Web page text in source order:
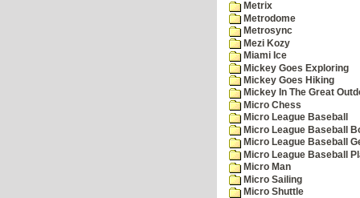
Metrix
Metrodome
Metrosync
Mezi Kozy
Miami Ice
Mickey Goes Exploring
Mickey Goes Hiking
Mickey In The Great
Micro Chess
Micro League Baseball
Micro League Baseball
Micro League Baseball
Micro League Baseball
Micro Man
Micro Sailing
Micro Shuttle